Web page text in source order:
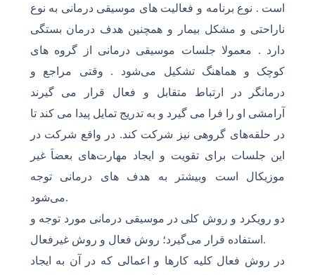
است . نوع برنامه و فعالیت های موسیقی درمانی به نوع
ناراحتی و مشکل بیمار و همچنین هدف درمان بستگی
دارد . معمولا جلسات موسیقی درمانی از گروه های
کوچک و هماهنگ تشکیل می‌شود . وقتی مراجع و
درمانگر در ارتباط متقابل و فعال قرار می گیرند
آرامشی او را فرا می گیرد و به تدریج تمایل پیدا می کند تا
در حلقه‌های گروهی نیز شرکت کند. در واقع شرکت در
این جلسات برای تقویت و ایجاد مهارت‌های بعضاَ غیر
موزیکال است وبیشتر به هدف های درمانی توجه
می‌شود.
دو رویکرد و روش کلی در موسیقی درمانی مورد توجه و
استفاده قرار می‌گیرد؛ روش فعال و روش غیرفعال.
در روش فعال کلیه کارها و اعمالی که در آن به ایجاد